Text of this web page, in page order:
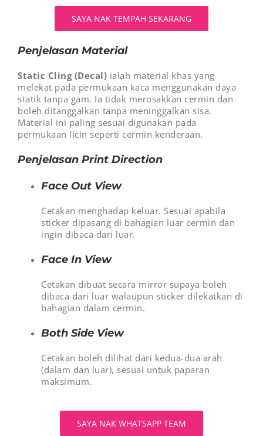
SAYA NAK TEMPAH SEKARANG
Penjelasan Material
Static Cling (Decal) ialah material khas yang
melekat pada permukaan kaca menggunakan daya
statik tanpa gam. Ia tidak merosakkan cermin dan
boleh ditanggalkan tanpa meninggalkan sisa.
Material ini paling sesuai digunakan pada
permukaan licin seperti cermin kenderaan.
Penjelasan Print Direction
Face Out View
Cetakan menghadap keluar. Sesuai apabila
sticker dipasang di bahagian luar cermin dan
ingin dibaca dari luar.
Face In View
Cetakan dibuat secara mirror supaya boleh
dibaca dari luar walaupun sticker dilekatkan di
bahagian dalam cermin.
Both Side View
Cetakan boleh dilihat dari kedua-dua arah
(dalam dan luar), sesuai untuk paparan
maksimum.
SAYA NAK WHATSAPP TEAM